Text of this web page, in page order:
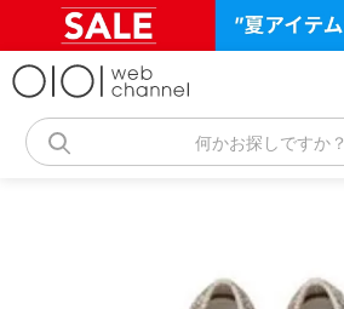
何かお探しですか？